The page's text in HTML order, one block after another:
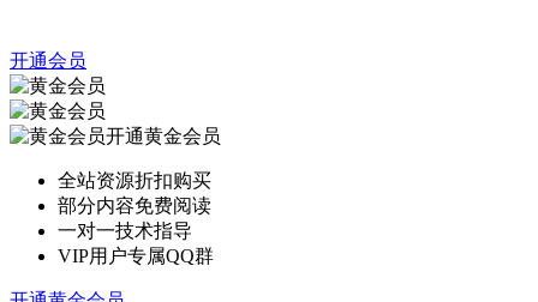
开通会员
开通黄金会员
全站资源折扣购买
部分内容免费阅读
一对一技术指导
VIP用户专属QQ群